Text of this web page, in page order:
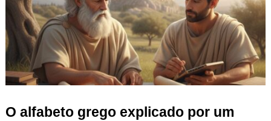
O alfabeto grego explicado por um